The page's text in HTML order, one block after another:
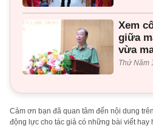
Xem
giữa
vừa
Thứ Năm
Cảm ơn bạn đã quan tâm đến nội dung
động lực cho tác giả có những bài viết hay